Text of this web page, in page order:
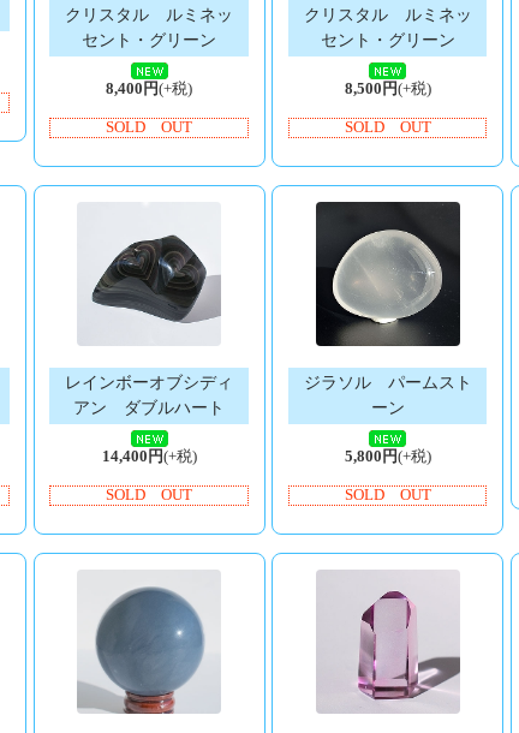
クリスタル ルミネッ
セント・グリーン
8,400円(+税)
SOLD OUT
クリスタル ルミネッ
セント・グリーン
8,500円(+税)
SOLD OUT
レインボーオブシディ
アン ダブルハート
14,400円(+税)
SOLD OUT
ジラソル パームスト
ーン
5,800円(+税)
SOLD OUT